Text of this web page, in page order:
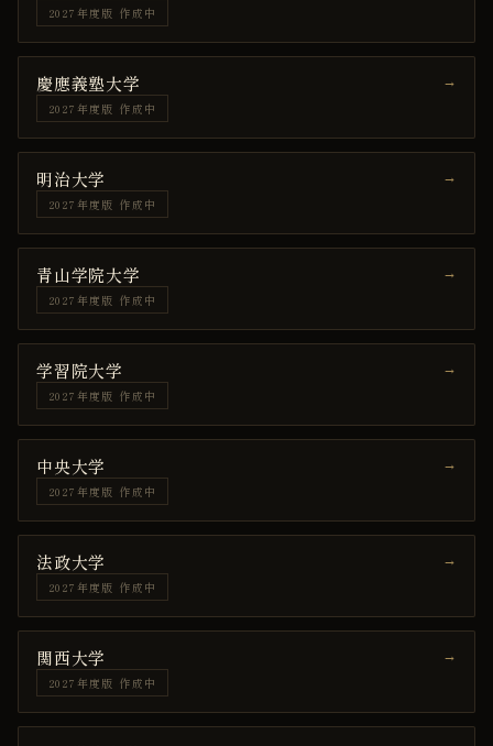
2027年度版 作成中
慶應義塾大学
2027年度版 作成中
→
明治大学
2027年度版 作成中
→
青山学院大学
2027年度版 作成中
→
学習院大学
2027年度版 作成中
→
中央大学
2027年度版 作成中
→
法政大学
2027年度版 作成中
→
関西大学
2027年度版 作成中
→